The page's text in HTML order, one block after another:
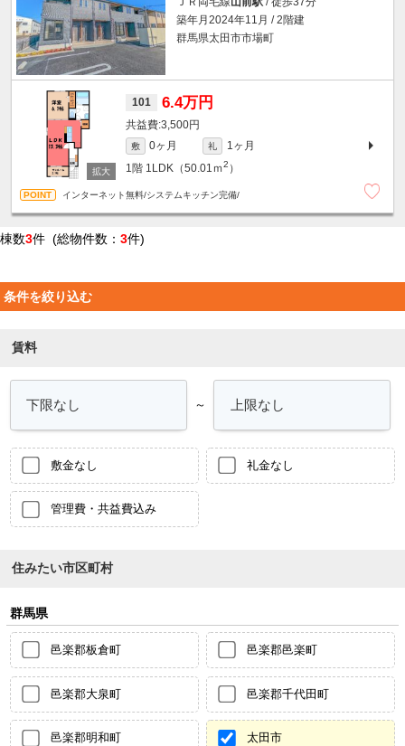
築年月2024年11月 / 2階建
群馬県太田市市場町
101 6.4万円
3,500円
敷 0ヶ月 礼
1ヶ月
1階 1LDK（50.01ｍ2 ）
インターネット無料/システムキッチン完備/
棟数3件 (総物件数： 3件)
条件を絞り込む
賃料
～
敷金なし 礼金なし
管理費・共益費込み
住みたい市区町村
群馬県
邑楽郡板倉町 邑楽郡邑楽町
邑楽郡大泉町 邑楽郡千代田町
邑楽郡明和町 太田市